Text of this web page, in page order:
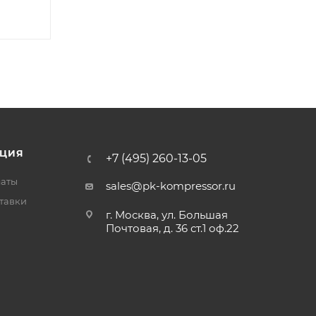
+7 (495) 260-13-05
sales@pk-kompressor.ru
г. Москва, ул. Большая
Почтовая, д. 36 ст.1 оф.22